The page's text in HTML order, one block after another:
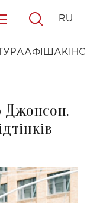
АФІША КІНО
RU
Джонсон.